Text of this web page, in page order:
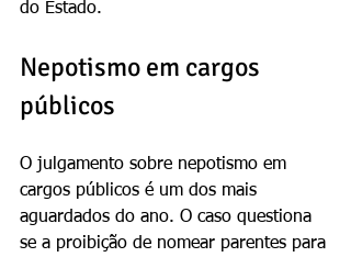
do Estado.
Nepotismo em cargos
públicos
O julgamento sobre nepotismo em
cargos públicos é um dos mais
aguardados do ano. O caso questiona
se a proibição de nomear parentes para